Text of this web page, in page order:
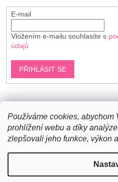
Používáme cookies, abychom
prohlížení webu a díky
zlepšovali jeho funkce, výkon
p
u
E-mail
Vložením e-mailu souhlasíte s
údajů
PŘIHLÁSIT SE